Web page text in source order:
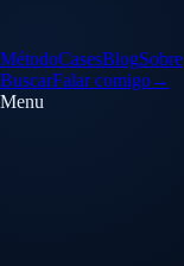
MétodoCasesBlogSobre
BuscarFalar comigo→
Menu